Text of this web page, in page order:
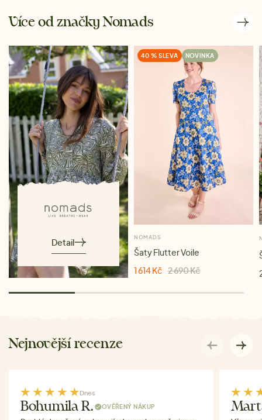
Více od značky Nomads
Detail
40 % SLEVA NOVINKA
NOMADS
Šaty Flutter Voile
1 614 Kč 2 690 Kč
Nejnovější recenze
Dnes
Bohumila R. OVĚŘENÝ NÁKUP